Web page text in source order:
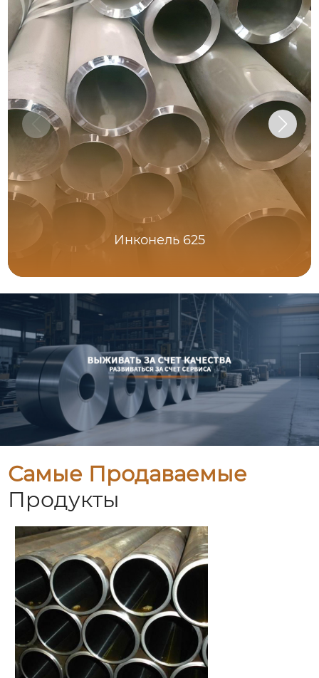
Инконель 625
Самые Продаваемые
Продукты